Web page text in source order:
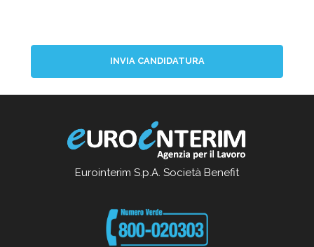
INVIA CANDIDATURA
Eurointerim S.p.A. Società Benefit